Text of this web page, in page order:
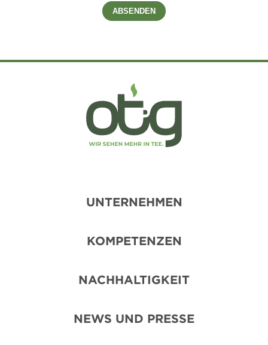
ABSENDEN
UNTERNEHMEN
KOMPETENZEN
NACHHALTIGKEIT
NEWS UND PRESSE